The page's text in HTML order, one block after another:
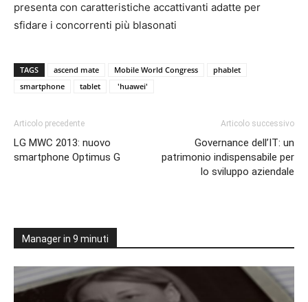
presenta con caratteristiche accattivanti adatte per
sfidare i concorrenti più blasonati
TAGS ascend mate Mobile World Congress
phablet
smartphone
tablet 'huawei'
Articolo precedente
LG MWC 2013: nuovo
smartphone Optimus G
Articolo successivo
Governance dell’IT: un
patrimonio indispensabile per
lo sviluppo aziendale
Manager in 9 minuti